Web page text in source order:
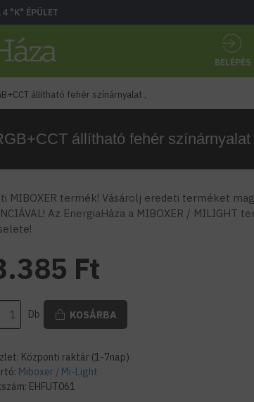
4 "K" ÉPÜLET
BELÉPÉS
állítható fehér színárnyalat ,
állítható fehér színárnyalat
MIBOXER termék! Vásárolj eredeti terméket
Az EnergiaHáza a MIBOXER / MILIGHT
Központi raktár (1-7nap)
Miboxer / Mi-Light
EHFUT061
Ft
Db KOSÁRBA